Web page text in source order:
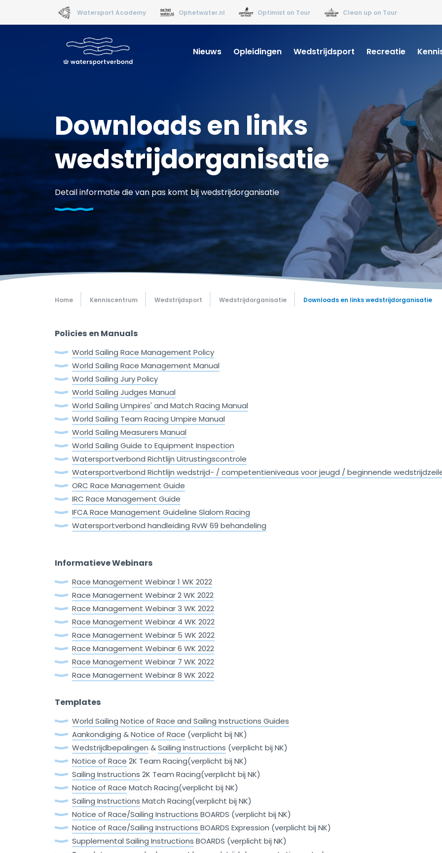
Watersport Academy Ophetwater.nl Optimist on Tour Clean up on Tour
Nieuws Opleidingen Wedstrijdsport Recreatie
Downloads en links
wedstrijdorganisatie
Detail informatie die van pas komt bij wedstrijdorganisatie
Home Kenniscentrum Wedstrijdsport Wedstrijdorganisatie Downloads en links wedstrijdorganisatie
Policies en Manuals
World Sailing Race Management Policy
World Sailing Race Management Manual
World Sailing Jury Policy
World Sailing Judges Manual
World Sailing Umpires' and Match Racing Manual
World Sailing Team Racing Umpire Manual
World Sailing Measurers Manual
World Sailing Guide to Equipment Inspection
Watersportverbond Richtlijn Uitrustingscontrole
Watersportverbond Richtlijn wedstrijd- / competentieniveaus voor jeugd / beginnende
ORC Race Management Guide
IRC Race Management Guide
IFCA Race Management Guideline Slalom Racing
Watersportverbond handleiding RvW 69 behandeling
Informatieve Webinars
Race Management Webinar 1 WK 2022
Race Management Webinar 2 WK 2022
Race Management Webinar 3 WK 2022
Race Management Webinar 4 WK 2022
Race Management Webinar 5 WK 2022
Race Management Webinar 6 WK 2022
Race Management Webinar 7 WK 2022
Race Management Webinar 8 WK 2022
Templates
World Sailing Notice of Race and Sailing Instructions Guides
Aankondiging &Notice of Race (verplicht bij NK)
Wedstrijdbepalingen &Sailing Instructions (verplicht bij NK)
Notice of Race 2K Team Racing(verplicht bij NK)
Sailing Instructions 2K Team Racing(verplicht bij NK)
Notice of Race Match Racing(verplicht bij NK)
Sailing Instructions Match Racing(verplicht bij NK)
Notice of Race/Sailing Instructions BOARDS (verplicht bij NK)
Notice of Race/Sailing Instructions BOARDS Expression (verplicht bij NK)
Supplemental Sailing Instructions BOARDS (verplicht bij NK)